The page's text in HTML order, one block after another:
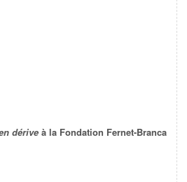
dérive à la Fondation Fernet-Branca